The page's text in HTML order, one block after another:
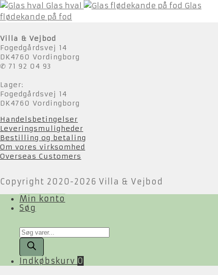
Glas hval
Glas
flødekande på fod
Villa & Vejbod
Fogedgårdsvej 14
DK4760 Vordingborg
✆ 71 92 04 93
Lager:
Fogedgårdsvej 14
DK4760 Vordingborg
Handelsbetingelser
Leveringsmuligheder
Bestilling og betaling
Om vores virksomhed
Overseas Customers
Copyright 2020-2026 Villa & Vejbod
Min konto
Søg
Products
search
Indkøbskurv 0